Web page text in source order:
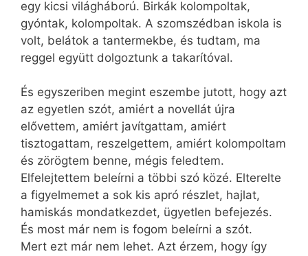
egy kicsi világháború. Birkák kolompoltak,
gyóntak, kolompoltak. A szomszédban iskola is
volt, belátok a tantermekbe, és tudtam, ma
reggel együtt dolgoztunk a takarítóval.
És egyszeriben megint eszembe jutott, hogy azt
az egyetlen szót, amiért a novellát újra
elővettem, amiért javítgattam, amiért
tisztogattam, reszelgettem, amiért kolompoltam
és zörögtem benne, mégis feledtem.
Elfelejtettem beleírni a többi szó közé. Elterelte
a figyelmemet a sok kis apró részlet, hajlat,
hamiskás mondatkezdet, ügyetlen befejezés.
És most már nem is fogom beleírni a szót.
Mert ezt már nem lehet. Azt érzem, hogy így